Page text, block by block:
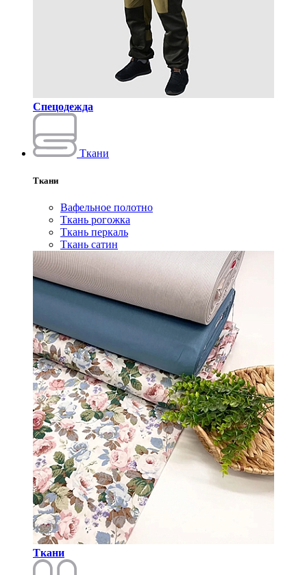
Спецодежда
Ткани
Ткани
Вафельное полотно
Ткань рогожка
Ткань перкаль
Ткань сатин
Ткани